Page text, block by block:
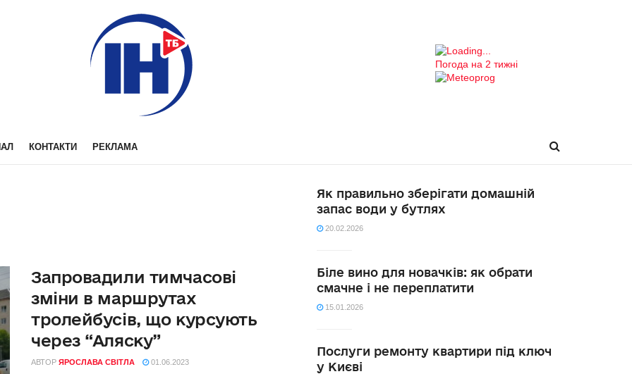
Погода на 2 тижні
КОНТАКТИ РЕКЛАМА
Запровадили тимчасові
зміни в маршрутах
тролейбусів, що курсують
через “Аляску”
АВТОР ЯРОСЛАВА СВІТЛА 01.06.2023
Як правильно зберігати домашній
запас води у бутлях
20.02.2026
Біле вино для новачків: як обрати
смачне і не переплатити
15.01.2026
Послуги ремонту квартири під ключ
у Києві